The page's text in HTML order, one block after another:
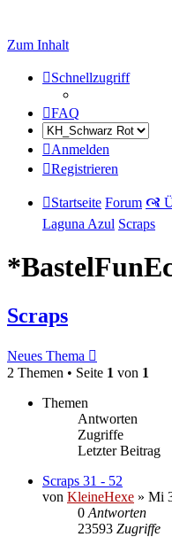
Zum Inhalt
Schnellzugriff
FAQ
Anmelden
Registrieren
Startseite Forum 🙧
Laguna Azul Scraps
Scraps
Neues Thema
2 Themen • Seite 1 von 1
Themen
Antworten
Zugriffe
Letzter Beitrag
Scraps 31 - 52
von KleineHexe » Mi
0 Antworten
23593 Zugriffe